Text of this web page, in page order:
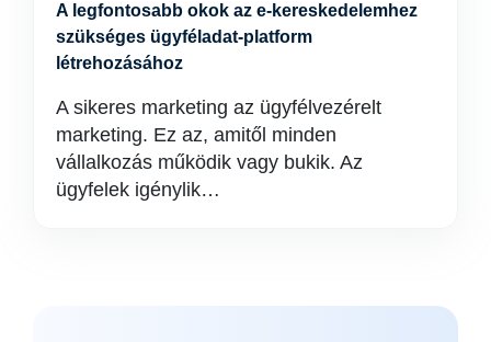
A legfontosabb okok az e-kereskedelemhez
szükséges ügyféladat-platform
létrehozásához
A sikeres marketing az ügyfélvezérelt
marketing. Ez az, amitől minden
vállalkozás működik vagy bukik. Az
ügyfelek igénylik…